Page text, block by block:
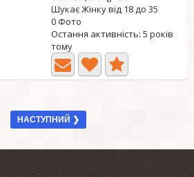
Шукає Жінку від 18 до 35
0 Фото
Остання активність: 5 років
тому
НАСТУПНИЙ ❯